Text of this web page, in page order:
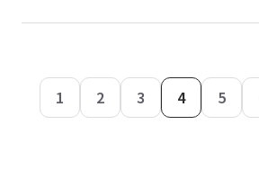
1 2 3 4 5